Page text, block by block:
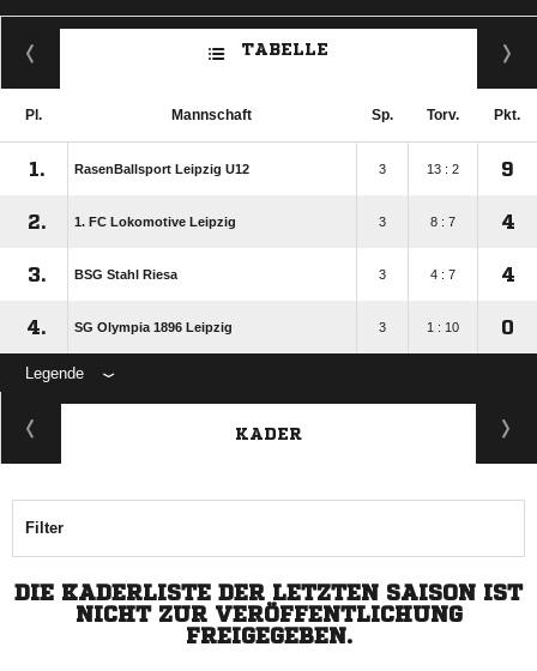
TABELLE
Pl. Mannschaft Sp. Torv. Pkt.
1. RasenBallsport Leipzig U12 3 13 : 2 9
2. 1. FC Lokomotive Leipzig 3 8 : 7 4
3. BSG Stahl Riesa 3 4 : 7 4
4. SG Olympia 1896 Leipzig 3 1 : 10 0
Legende
KADER
Filter
DIE KADERLISTE DER LETZTEN SAISON IST
NICHT ZUR VERÖFFENTLICHUNG
FREIGEGEBEN.